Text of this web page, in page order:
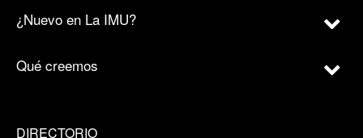
¿Nuevo en La IMU?
Qué creemos
DIRECTORIO